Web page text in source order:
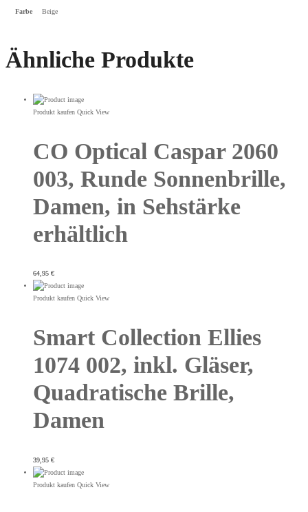
Farbe Beige
Ähnliche Produkte
Produkt kaufen Quick View
CO Optical Caspar 2060
003, Runde Sonnenbrille,
Damen, in Sehstärke
erhältlich
64,95 €
Produkt kaufen Quick View
Smart Collection Ellies
1074 002, inkl. Gläser,
Quadratische Brille,
Damen
39,95 €
Produkt kaufen Quick View